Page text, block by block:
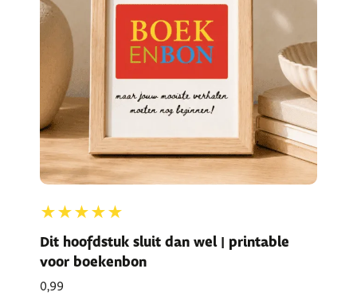
★★★★★
Dit hoofdstuk sluit dan wel | printable
voor boekenbon
0,99